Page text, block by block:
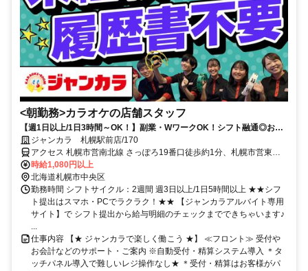
<朝勤務>カラオケの店舗スタッフ
【週1日以上/1日3時間～OK！】副業・WワークOK！シフト融通◎お休
み調整も相談可能★
ジャンカラ 札幌駅前店/170
アクセス 札幌市営南北線 さっぽろ19番口徒歩約1分、札幌市営東豊
線 さっぽろ19番口徒歩約1分、連絡バス 札幌徒歩約2分
時給1,080円以上
北海道札幌市中央区
勤務時間 シフトサイクル：2週間 週3日以上/1日5時間以上 ★★シフ
ト提出はスマホ・PCでラクラク！★★ 【ジャンカラアルバイト専用
サイト】で シフト提出から給与明細のチェックまでできちゃいます♪
...
仕事内容 【★ ジャンカラで楽しく働こう ★】 ≪フロント≫ 受付や
お会計などのサポート・ご案内 ※自動受付・精算システム導入 ＊タ
ッチパネル導入で難しいレジ操作なし★ ＊受付・精算はお客様がパ